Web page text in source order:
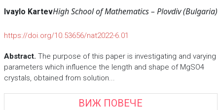
Ivaylo KartevHigh School of Mathematics – Plovdiv (Bulgaria)
https://doi.org/10.53656/nat2022-6.01
Abstract. The purpose of this paper is investigating and varying
parameters which influence the length and shape of MgSO4
crystals, obtained from solution...
ВИЖ ПОВЕЧЕ